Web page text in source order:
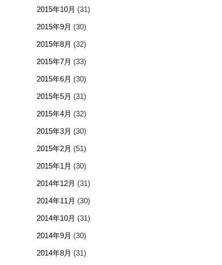
2015年10月 (31)
2015年9月 (30)
2015年8月 (32)
2015年7月 (33)
2015年6月 (30)
2015年5月 (31)
2015年4月 (32)
2015年3月 (30)
2015年2月 (51)
2015年1月 (30)
2014年12月 (31)
2014年11月 (30)
2014年10月 (31)
2014年9月 (30)
2014年8月 (31)